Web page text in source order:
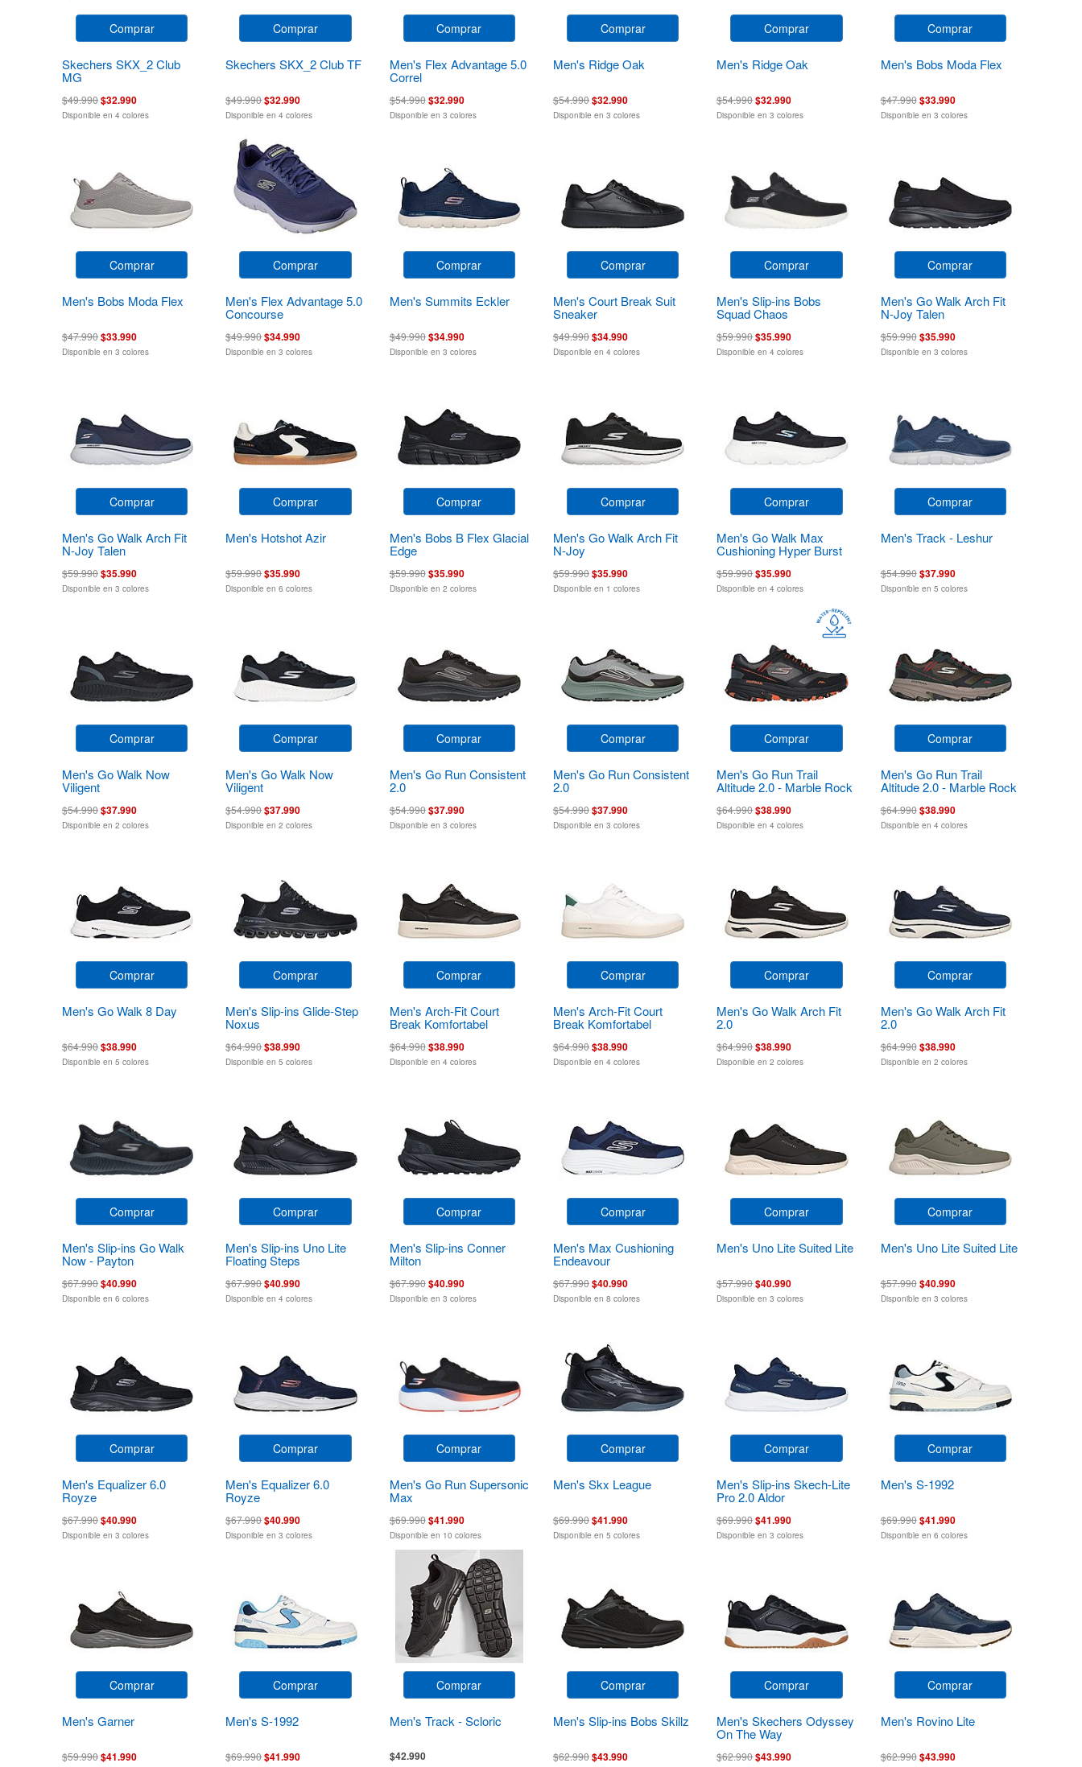
Comprar
Skechers SKX_2 Club
MG
$49.990$32.990
Disponible en 4 colores
Comprar
Skechers SKX_2 Club TF
$49.990$32.990
Disponible en 4 colores
Comprar
Men's Flex Advantage 5.0
Correl
$54.990$32.990
Disponible en 3 colores
Comprar
Men's Ridge Oak
$54.990$32.990
Disponible en 3 colores
Comprar
Men's Ridge Oak
$54.990$32.990
Disponible en 3 colores
Comprar
Men's Bobs Moda Flex
$47.990$33.990
Disponible en 3 colores
Comprar
Men's Bobs Moda Flex
$47.990$33.990
Disponible en 3 colores
Comprar
Men's Flex Advantage 5.0
Concourse
$49.990$34.990
Disponible en 3 colores
Comprar
Men's Summits Eckler
$49.990$34.990
Disponible en 3 colores
Comprar
Men's Court Break Suit
Sneaker
$49.990$34.990
Disponible en 4 colores
Comprar
Men's Slip-ins Bobs
Squad Chaos
$59.990$35.990
Disponible en 4 colores
Comprar
Men's Go Walk Arch Fit
N-Joy Talen
$59.990$35.990
Disponible en 3 colores
Comprar
Men's Go Walk Arch Fit
N-Joy Talen
$59.990$35.990
Disponible en 3 colores
Comprar
Men's Hotshot Azir
$59.990$35.990
Disponible en 6 colores
Comprar
Men's Bobs B Flex Glacial
Edge
$59.990$35.990
Disponible en 2 colores
Comprar
Men's Go Walk Arch Fit
N-Joy
$59.990$35.990
Disponible en 1 colores
Comprar
Men's Go Walk Max
Cushioning Hyper Burst
$59.990$35.990
Disponible en 4 colores
Comprar
Men's Track - Leshur
$54.990$37.990
Disponible en 5 colores
Comprar
Men's Go Walk Now
Viligent
$54.990$37.990
Disponible en 2 colores
Comprar
Men's Go Walk Now
Viligent
$54.990$37.990
Disponible en 2 colores
Comprar
Men's Go Run Consistent
2.0
$54.990$37.990
Disponible en 3 colores
Comprar
Men's Go Run Consistent
2.0
$54.990$37.990
Disponible en 3 colores
Comprar
Men's Go Run Trail
Altitude 2.0 - Marble Rock
$64.990$38.990
Disponible en 4 colores
Comprar
Men's Go Run Trail
Altitude 2.0 - Marble Rock
$64.990$38.990
Disponible en 4 colores
Comprar
Men's Go Walk 8 Day
$64.990$38.990
Disponible en 5 colores
Comprar
Men's Slip-ins Glide-Step
Noxus
$64.990$38.990
Disponible en 5 colores
Comprar
Men's Arch-Fit Court
Break Komfortabel
$64.990$38.990
Disponible en 4 colores
Comprar
Men's Arch-Fit Court
Break Komfortabel
$64.990$38.990
Disponible en 4 colores
Comprar
Men's Go Walk Arch Fit
2.0
$64.990$38.990
Disponible en 2 colores
Comprar
Men's Go Walk Arch Fit
2.0
$64.990$38.990
Disponible en 2 colores
Comprar
Men's Slip-ins Go Walk
Now - Payton
$67.990$40.990
Disponible en 6 colores
Comprar
Men's Slip-ins Uno Lite
Floating Steps
$67.990$40.990
Disponible en 4 colores
Comprar
Men's Slip-ins Conner
Milton
$67.990$40.990
Disponible en 3 colores
Comprar
Men's Max Cushioning
Endeavour
$67.990$40.990
Disponible en 8 colores
Comprar
Men's Uno Lite Suited Lite
$57.990$40.990
Disponible en 3 colores
Comprar
Men's Uno Lite Suited Lite
$57.990$40.990
Disponible en 3 colores
Comprar
Men's Equalizer 6.0
Royze
$67.990$40.990
Disponible en 3 colores
Comprar
Men's Equalizer 6.0
Royze
$67.990$40.990
Disponible en 3 colores
Comprar
Men's Go Run Supersonic
Max
$69.990$41.990
Disponible en 10 colores
Comprar
Men's Skx League
$69.990$41.990
Disponible en 5 colores
Comprar
Men's Slip-ins Skech-Lite
Pro 2.0 Aldor
$69.990$41.990
Disponible en 3 colores
Comprar
Men's S-1992
$69.990$41.990
Disponible en 6 colores
Comprar
Men's Garner
$59.990$41.990
Comprar
Men's S-1992
$69.990$41.990
Comprar
Men's Track - Scloric
$42.990
Comprar
Men's Slip-ins Bobs Skillz
$62.990$43.990
Comprar
Men's Skechers Odyssey
On The Way
$62.990$43.990
Comprar
Men's Rovino Lite
$62.990$43.990